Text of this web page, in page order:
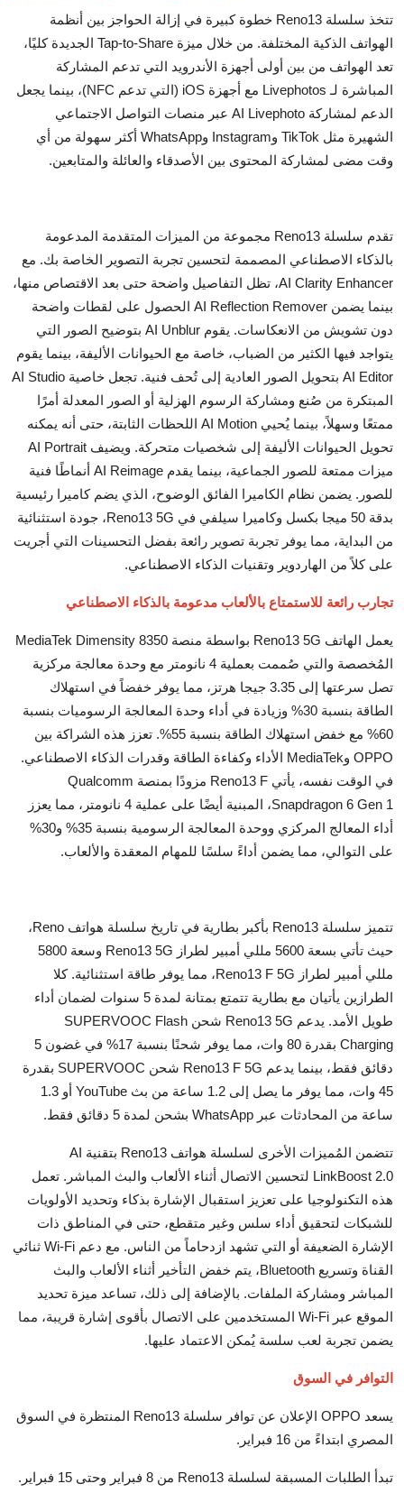
تتخذ سلسلة Reno13 خطوة كبيرة في إزالة الحواجز بين أنظمة
الهواتف الذكية المختلفة. من خلال ميزة Tap-to-Share الجديدة كليًا،
تعد الهواتف من بين أولى أجهزة الأندرويد التي تدعم المشاركة
المباشرة لـ Livephotos مع أجهزة iOS (التي تدعم NFC)، بينما يجعل
الدعم لمشاركة AI Livephoto عبر منصات التواصل الاجتماعي
الشهيرة مثل TikTok وInstagram وWhatsApp أكثر سهولة من أي
وقت مضى لمشاركة المحتوى بين الأصدقاء والعائلة والمتابعين.
تقدم سلسلة Reno13 مجموعة من الميزات المتقدمة المدعومة
بالذكاء الاصطناعي المصممة لتحسين تجربة التصوير الخاصة بك. مع
AI Clarity Enhancer، تظل التفاصيل واضحة حتى بعد الاقتصاص منها،
بينما يضمن AI Reflection Remover الحصول على لقطات واضحة
دون تشويش من الانعكاسات. يقوم AI Unblur بتوضيح الصور التي
يتواجد فيها الكثير من الضباب، خاصة مع الحيوانات الأليفة، بينما يقوم
AI Editor بتحويل الصور العادية إلى تُحف فنية. تجعل خاصية AI Studio
المبتكرة من صُنع ومشاركة الرسوم الهزلية أو الصور المعدلة أمرًا
ممتعًا وسهلاً، بينما يُحيي AI Motion اللحظات الثابتة، حتى أنه يمكنه
تحويل الحيوانات الأليفة إلى شخصيات متحركة. ويضيف AI Portrait
ميزات ممتعة للصور الجماعية، بينما يقدم AI Reimage أنماطًا فنية
للصور. يضمن نظام الكاميرا الفائق الوضوح، الذي يضم كاميرا رئيسية
بدقة 50 ميجا بكسل وكاميرا سيلفي في Reno13 5G، جودة استثنائية
من البداية، مما يوفر تجربة تصوير رائعة بفضل التحسينات التي أجريت
على كلاً من الهاردوير وتقنيات الذكاء الاصطناعي.
تجارب رائعة للاستمتاع بالألعاب مدعومة بالذكاء الاصطناعي
يعمل الهاتف Reno13 5G بواسطة منصة MediaTek Dimensity 8350
المُخصصة والتي صُممت بعملية 4 نانومتر مع وحدة معالجة مركزية
تصل سرعتها إلى 3.35 جيجا هرتز، مما يوفر خفضاً في استهلاك
الطاقة بنسبة 30% وزيادة في أداء وحدة المعالجة الرسوميات بنسبة
60% مع خفض استهلاك الطاقة بنسبة 55%. تعزز هذه الشراكة بين
OPPO وMediaTek الأداء وكفاءة الطاقة وقدرات الذكاء الاصطناعي.
في الوقت نفسه، يأتي Reno13 F مزودًا بمنصة Qualcomm
Snapdragon 6 Gen 1، المبنية أيضًا على عملية 4 نانومتر، مما يعزز
أداء المعالج المركزي ووحدة المعالجة الرسومية بنسبة 35% و30%
على التوالي، مما يضمن أداءً سلسًا للمهام المعقدة والألعاب.
تتميز سلسلة Reno13 بأكبر بطارية في تاريخ سلسلة هواتف Reno،
حيث تأتي بسعة 5600 مللي أمبير لطراز Reno13 5G وسعة 5800
مللي أمبير لطراز Reno13 F 5G، مما يوفر طاقة استثنائية. كلا
الطرازين يأتيان مع بطارية تتمتع بمتانة لمدة 5 سنوات لضمان أداء
طويل الأمد. يدعم Reno13 5G شحن SUPERVOOC Flash
Charging بقدرة 80 وات، مما يوفر شحنًا بنسبة 17% في غضون 5
دقائق فقط، بينما يدعم Reno13 F 5G شحن SUPERVOOC بقدرة
45 وات، مما يوفر ما يصل إلى 1.2 ساعة من بث YouTube أو 1.3
ساعة من المحادثات عبر WhatsApp بشحن لمدة 5 دقائق فقط.
تتضمن المُميزات الأخرى لسلسلة هواتف Reno13 بتقنية AI
LinkBoost 2.0 لتحسين الاتصال أثناء الألعاب والبث المباشر. تعمل
هذه التكنولوجيا على تعزيز استقبال الإشارة بذكاء وتحديد الأولويات
للشبكات لتحقيق أداء سلس وغير متقطع، حتى في المناطق ذات
الإشارة الضعيفة أو التي تشهد ازدحاماً من الناس. مع دعم Wi-Fi ثنائي
القناة وتسريع Bluetooth، يتم خفض التأخير أثناء الألعاب والبث
المباشر ومشاركة الملفات. بالإضافة إلى ذلك، تساعد ميزة تحديد
الموقع عبر Wi-Fi المستخدمين على الاتصال بأقوى إشارة قريبة، مما
يضمن تجربة لعب سلسة يُمكن الاعتماد عليها.
التوافر في السوق
يسعد OPPO الإعلان عن توافر سلسلة Reno13 المنتظرة في السوق
المصري ابتداءً من 16 فبراير.
تبدأ الطلبات المسبقة لسلسلة Reno13 من 8 فبراير وحتى 15 فبراير.